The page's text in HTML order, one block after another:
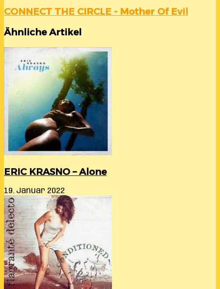
CONNECT THE CIRCLE - Mother Of Evil
Ähnliche Artikel
ERIC KRASNO – Alone
19. Januar 2022